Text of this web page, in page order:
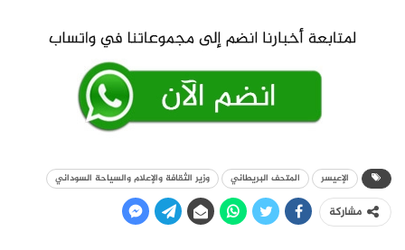
الإعيسر المتحف البريطاني وزير الثقافة والإعلام والسياحة السوداني
مشاركة